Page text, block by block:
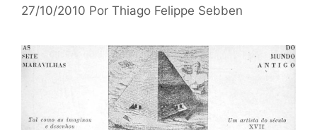
27/10/2010 Por Thiago Felippe Sebben